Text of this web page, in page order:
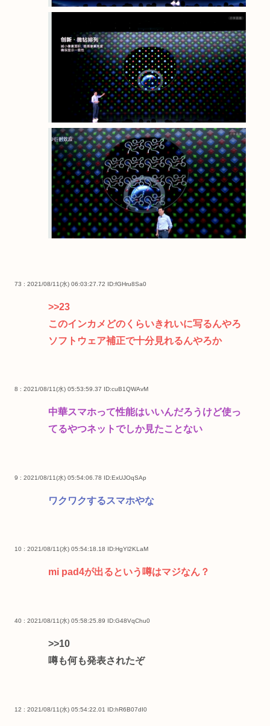
73 : 2021/08/11(水) 06:03:27.72 ID:fGHru8Sa0
>>23
このインカメどのくらいきれいに写るんやろ
ソフトウェア補正で十分見れるんやろか
8 : 2021/08/11(水) 05:53:59.37 ID:cuB1QWAvM
中華スマホって性能はいいんだろうけど使っ
てるやつネットでしか見たことない
9 : 2021/08/11(水) 05:54:06.78 ID:ExUJOqSAp
ワクワクするスマホやな
10 : 2021/08/11(水) 05:54:18.18 ID:HgYl2KLaM
mi pad4が出るという噂はマジなん？
40 : 2021/08/11(水) 05:58:25.89 ID:G48VqChu0
>>10
噂も何も発表されたぞ
12 : 2021/08/11(水) 05:54:22.01 ID:hR6B07dI0